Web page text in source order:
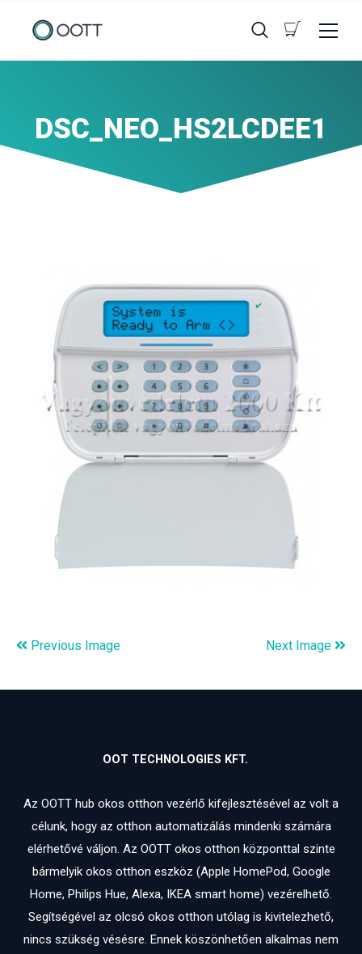
DSC_NEO_HS2LCDEE1
Previous Image Next Image
OOT TECHNOLOGIES KFT.
Az OOTT hub okos otthon vezérlő kifejlesztésével az volt a
célunk, hogy az otthon automatizálás mindenki számára
elérhetővé váljon. Az OOTT okos otthon központtal szinte
bármelyik okos otthon eszköz (Apple HomePod, Google
Home, Philips Hue, Alexa, IKEA smart home) vezérelhető.
Segítségével az olcsó okos otthon utólag is kivitelezhető,
nincs szükség vésésre. Ennek köszönhetően alkalmas nem